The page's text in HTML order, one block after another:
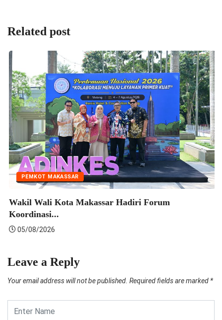
Related post
EKONOMI
Perkuat Sinergi dengan Pekerja Melalui
08/2026
Leave a Reply
Your email address will not be published. Required fields are marked *